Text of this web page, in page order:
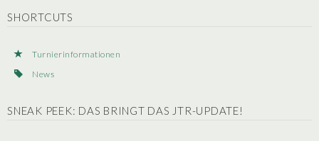
SHORTCUTS
Turnierinformationen
News
SNEAK PEEK: DAS BRINGT DAS JTR-UPDATE!